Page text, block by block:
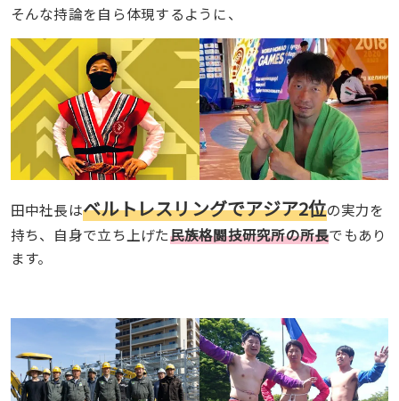
そんな持論を自ら体現するように、
田中社長はベルトレスリングでアジア2位の実力を
持ち、自身で立ち上げた民族格闘技研究所の所長でもあり
ます。